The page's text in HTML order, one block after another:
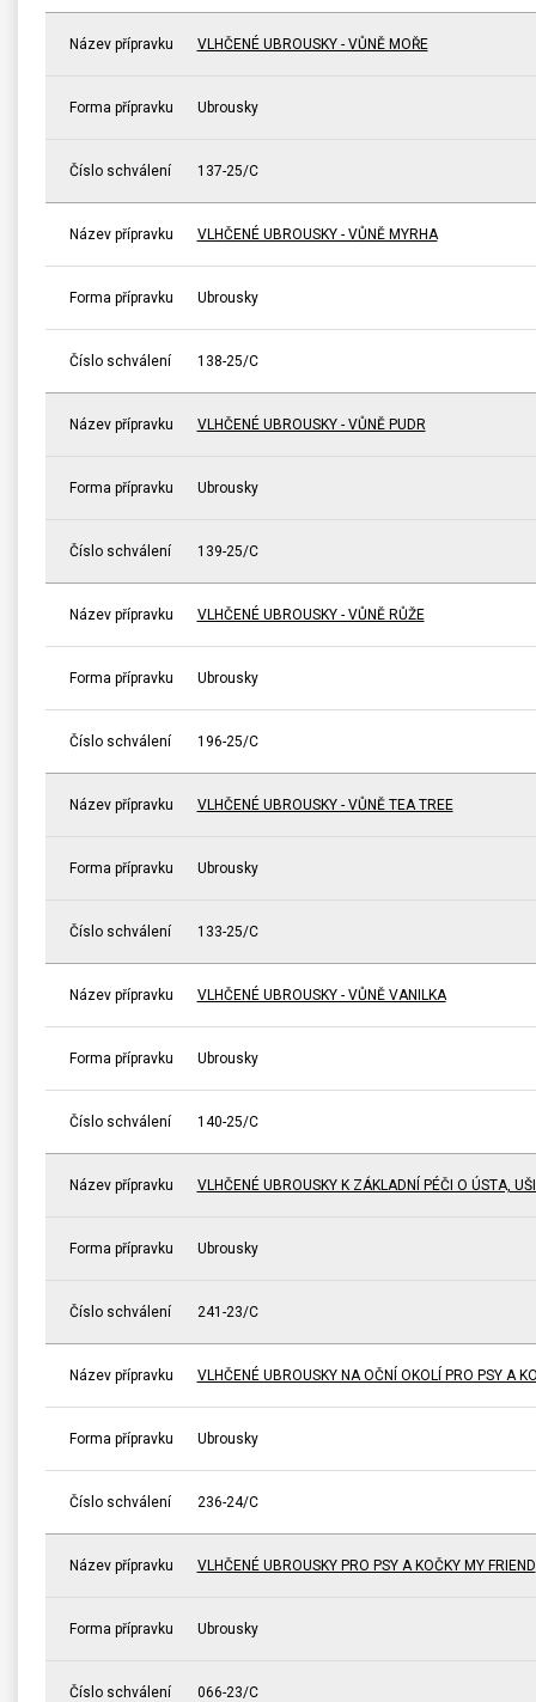
Název přípravku VLHČENÉ UBROUSKY - VŮNĚ MOŘE
Forma přípravku Ubrousky
Číslo schválení 137-25/C
Název přípravku VLHČENÉ UBROUSKY - VŮNĚ MYRHA
Forma přípravku Ubrousky
Číslo schválení 138-25/C
Název přípravku VLHČENÉ UBROUSKY - VŮNĚ PUDR
Forma přípravku Ubrousky
Číslo schválení 139-25/C
Název přípravku VLHČENÉ UBROUSKY - VŮNĚ RŮŽE
Forma přípravku Ubrousky
Číslo schválení 196-25/C
Název přípravku VLHČENÉ UBROUSKY - VŮNĚ TEA TREE
Forma přípravku Ubrousky
Číslo schválení 133-25/C
Název přípravku VLHČENÉ UBROUSKY - VŮNĚ VANILKA
Forma přípravku Ubrousky
Číslo schválení 140-25/C
Název přípravku VLHČENÉ UBROUSKY K ZÁKLADNÍ PÉČI O ÚSTA,
Forma přípravku Ubrousky
Číslo schválení 241-23/C
Název přípravku VLHČENÉ UBROUSKY NA OČNÍ OKOLÍ PRO PSY A
Forma přípravku Ubrousky
Číslo schválení 236-24/C
Název přípravku VLHČENÉ UBROUSKY PRO PSY A KOČKY MY FRIEND
Forma přípravku Ubrousky
Číslo schválení 066-23/C